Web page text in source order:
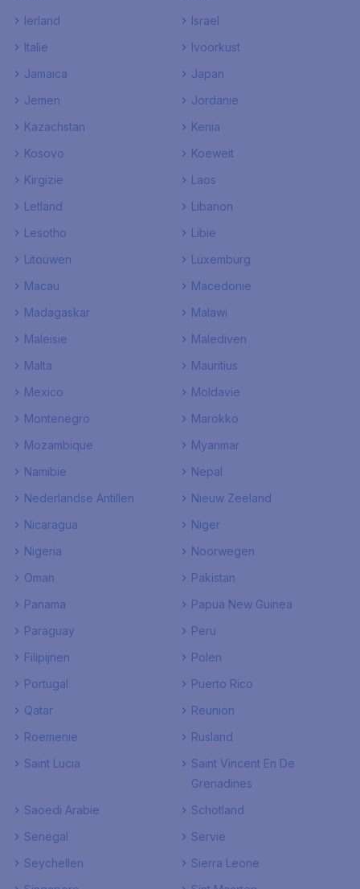
Ierland
Israel
Italie
Ivoorkust
Jamaica
Japan
Jemen
Jordanie
Kazachstan
Kenia
Kosovo
Koeweit
Kirgizie
Laos
Letland
Libanon
Lesotho
Libie
Litouwen
Luxemburg
Macau
Macedonie
Madagaskar
Malawi
Maleisie
Malediven
Malta
Mauritius
Mexico
Moldavie
Montenegro
Marokko
Mozambique
Myanmar
Namibie
Nepal
Nederlandse Antillen
Nieuw Zeeland
Nicaragua
Niger
Nigeria
Noorwegen
Oman
Pakistan
Panama
Papua New Guinea
Paraguay
Peru
Filipijnen
Polen
Portugal
Puerto Rico
Qatar
Reunion
Roemenie
Rusland
Saint Lucia
Saint Vincent En De
Grenadines
Saoedi Arabie
Schotland
Senegal
Servie
Seychellen
Sierra Leone